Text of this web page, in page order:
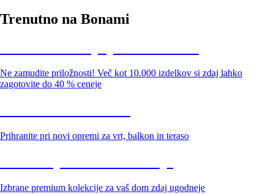
Trenutno na Bonami
Ne zamudite priložnosti! Več kot 10.000 izdelkov si zdaj lahko
zagotovite do 40 % ceneje
Prihranite pri novi opremi za vrt, balkon in teraso
Izbrane premium kolekcije za vaš dom zdaj ugodneje